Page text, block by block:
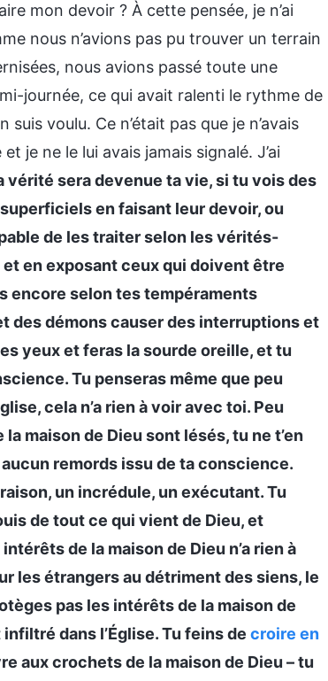
mon devoir ? À cette pensée, je n’ai
nous n’avions pas pu trouver un terrain
nous avions passé toute une
journée, ce qui avait ralenti le rythme de
voulu. Ce n’était pas que je n’avais
je ne le lui avais jamais signalé. J’ai
vérité sera devenue ta vie, si tu vois des
en faisant leur devoir, ou
de les traiter selon les vérités-
en exposant ceux qui doivent être
encore selon tes tempéraments
des démons causer des interruptions et
yeux et feras la sourde oreille, et tu
Tu penseras même que peu
cela n’a rien à voir avec toi. Peu
maison de Dieu sont lésés, tu ne t’en
remords issu de ta conscience.
un incrédule, un exécutant. Tu
de tout ce qui vient de Dieu, et
de la maison de Dieu n’a rien à
les étrangers au détriment des siens, le
pas les intérêts de la maison de
dans l’Église. Tu feins de croire en
aux crochets de la maison de Dieu – tu